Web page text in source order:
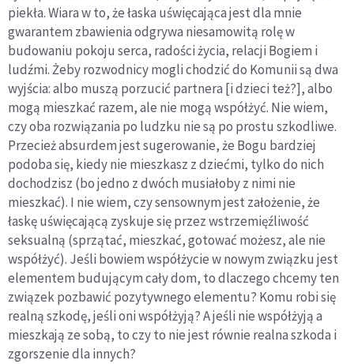
piekła. Wiara w to, że łaska uświęcająca jest dla mnie
gwarantem zbawienia odgrywa niesamowitą rolę w
budowaniu pokoju serca, radości życia, relacji Bogiem i
ludźmi. Żeby rozwodnicy mogli chodzić do Komunii są dwa
wyjścia: albo muszą porzucić partnera [i dzieci też?], albo
mogą mieszkać razem, ale nie mogą współżyć. Nie wiem,
czy oba rozwiązania po ludzku nie są po prostu szkodliwe.
Przecież absurdem jest sugerowanie, że Bogu bardziej
podoba się, kiedy nie mieszkasz z dziećmi, tylko do nich
dochodzisz (bo jedno z dwóch musiałoby z nimi nie
mieszkać). I nie wiem, czy sensownym jest założenie, że
łaskę uświęcającą zyskuje się przez wstrzemięźliwość
seksualną (sprzątać, mieszkać, gotować możesz, ale nie
współżyć). Jeśli bowiem współżycie w nowym związku jest
elementem budującym cały dom, to dlaczego chcemy ten
związek pozbawić pozytywnego elementu? Komu robi się
realną szkodę, jeśli oni współżyją? A jeśli nie współżyją a
mieszkają ze sobą, to czy to nie jest równie realna szkoda i
zgorszenie dla innych?